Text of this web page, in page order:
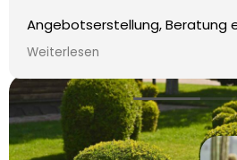
einfach 1a.
Ich musste mich um
eine andere
alles super.